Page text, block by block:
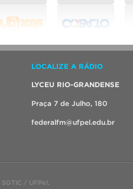
LOCALIZE A RÁDIO
LYCEU RIO-GRANDENSE
Praça 7 de Julho, 180
federalfm@ufpel.edu.br
SGTIC / UFPel .